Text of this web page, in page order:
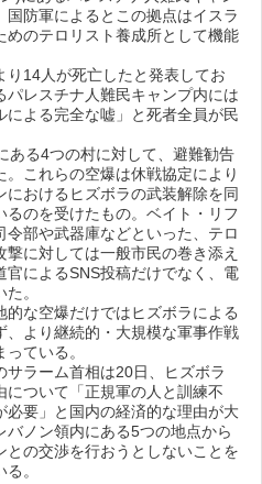
防軍によるとこの拠点はイスラ
めのテロリスト養成所として機能
り14人が死亡したと発表してお
パレスチナ人難民キャンプ内には
よる完全な嘘」と死者全員が民
ある4つの村に対して、避難勧告
これらの空爆は休戦協定により
おけるヒズボラの武装解除を同
のを受けたもの。ベイト・リフ
令部や武器庫などといった、テロ
に対しては一般市民の巻き添え
官によるSNS投稿だけでなく、電
。
的な空爆だけではヒズボラによる
より継続的・大規模な軍事作戦
ている。
サラーム首相は20日、ヒズボラ
ついて「正規軍の人と訓練不
必要」と国内の経済的な理由が大
バノン領内にある5つの地点から
の交渉を行おうとしないことを
。